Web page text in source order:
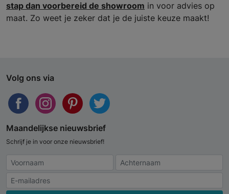
stap dan voorbereid de showroom in voor advies op
maat. Zo weet je zeker dat je de juiste keuze maakt!
Volg ons via
Maandelijkse nieuwsbrief
Schrijf je in voor onze nieuwsbrief!